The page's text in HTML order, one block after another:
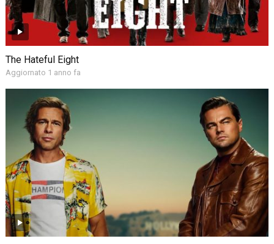
The Hateful Eight
Aggiornato 1 anno fa